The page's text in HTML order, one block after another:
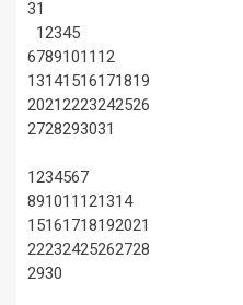
31
12345
67891011 12
13141516171819
20212223242526
2728293031
1234567
891011 121314
15161718192021
22232425262728
2930